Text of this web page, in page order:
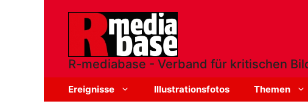
R-mediabase - Verband für kritischen
Ereignisse Illustrationsfotos Themen